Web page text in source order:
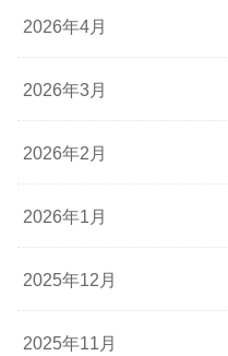
2026年4月
2026年3月
2026年2月
2026年1月
2025年12月
2025年11月